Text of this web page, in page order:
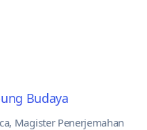
Budaya
Magister Penerjemahan